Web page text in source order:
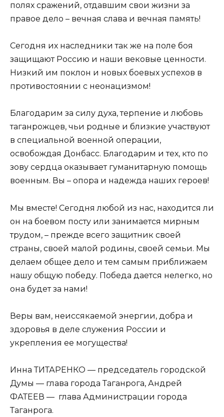
полях сражений, отдавшим свои жизни за
правое дело – вечная слава и вечная память!
Сегодня их наследники так же на поле боя
защищают Россию и наши вековые ценности.
Низкий им поклон и новых боевых успехов в
противостоянии с неонацизмом!
Благодарим за силу духа, терпение и любовь
таганрожцев, чьи родные и близкие участвуют
в специальной военной операции,
освобождая Донбасс. Благодарим и тех, кто по
зову сердца оказывает гуманитарную помощь
военным. Вы – опора и надежда наших героев!
Мы вместе! Сегодня любой из нас, находится ли
он на боевом посту или занимается мирным
трудом, – прежде всего защитник своей
страны, своей малой родины, своей семьи. Мы
делаем общее дело и тем самым приближаем
нашу общую победу. Победа дается нелегко, но
она будет за нами!
Веры вам, неиссякаемой энергии, добра и
здоровья в деле служения России и
укрепления ее могущества!
Инна ТИТАРЕНКО — председатель городской
Думы — глава города Таганрога, Андрей
ФАТЕЕВ — глава Администрации города
Таганрога.